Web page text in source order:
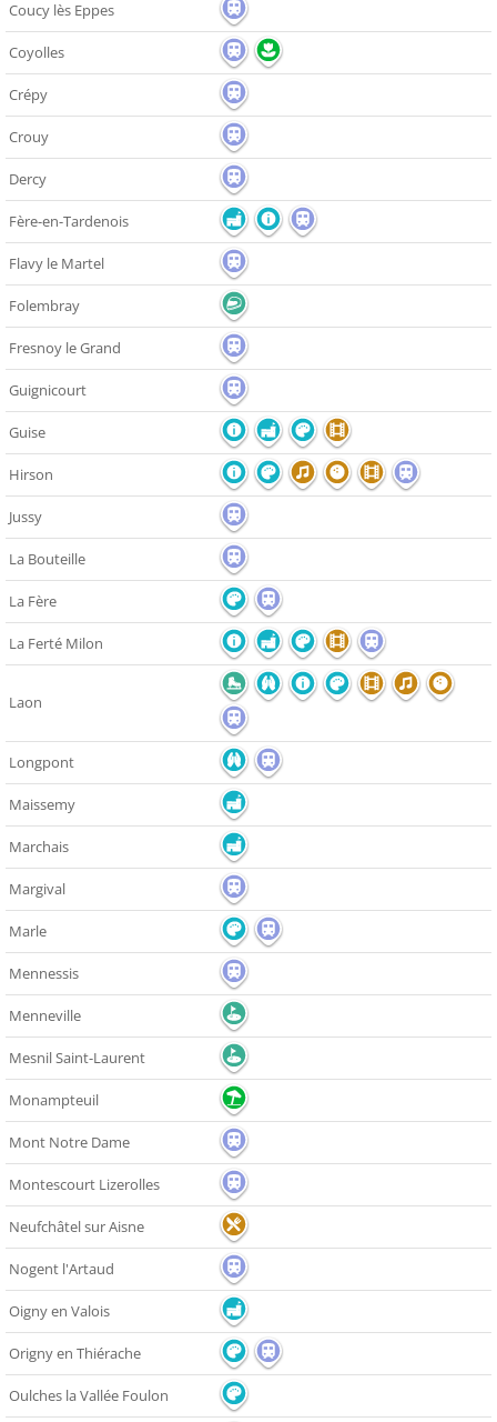
Coucy lès Eppes
Coyolles
Crépy
Crouy
Dercy
Fère-en-Tardenois
Flavy le Martel
Folembray
Fresnoy le Grand
Guignicourt
Guise
Hirson
Jussy
La Bouteille
La Fère
La Ferté Milon
Laon
Longpont
Maissemy
Marchais
Margival
Marle
Mennessis
Menneville
Mesnil Saint-Laurent
Monampteuil
Mont Notre Dame
Montescourt Lizerolles
Neufchâtel sur Aisne
Nogent l'Artaud
Oigny en Valois
Origny en Thiérache
Oulches la Vallée Foulon